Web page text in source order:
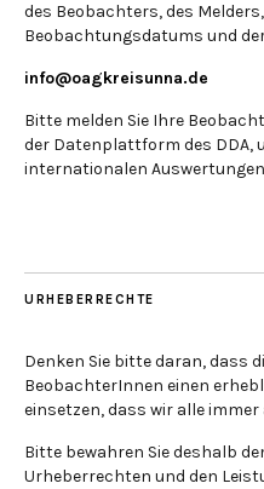
des Beobachters, des
Beobachtungsdatums und
info@oagkreisunna.de
Bitte melden Sie Ihre
der Datenplattform des DDA,
internationalen
URHEBERRECHTE
Denken Sie bitte daran, dass
BeobachterInnen einen
einsetzen, dass wir alle
Bitte bewahren Sie deshalb
Urheberrechten und den